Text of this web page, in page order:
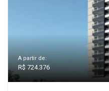
A partir de:
R$ 724.376